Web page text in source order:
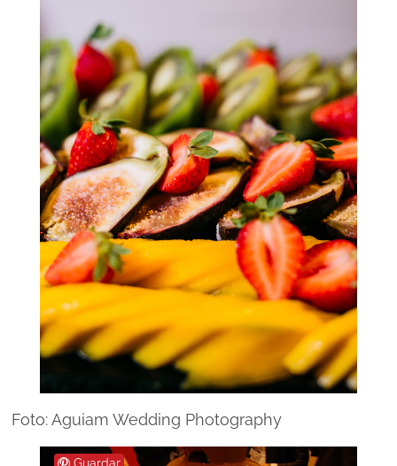
Foto: Aguiam Wedding Photography